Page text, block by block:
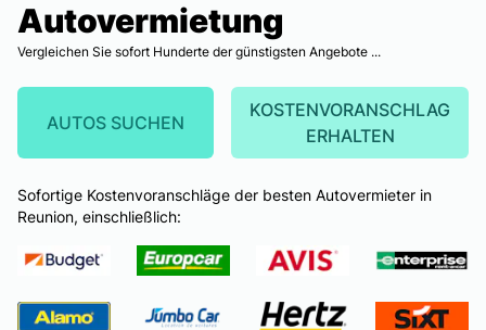
Autovermietung
Vergleichen Sie sofort Hunderte der günstigsten Angebote ...
AUTOS SUCHEN
KOSTENVORANSCHLAG
ERHALTEN
Sofortige Kostenvoranschläge der besten Autovermieter in
Reunion, einschließlich: